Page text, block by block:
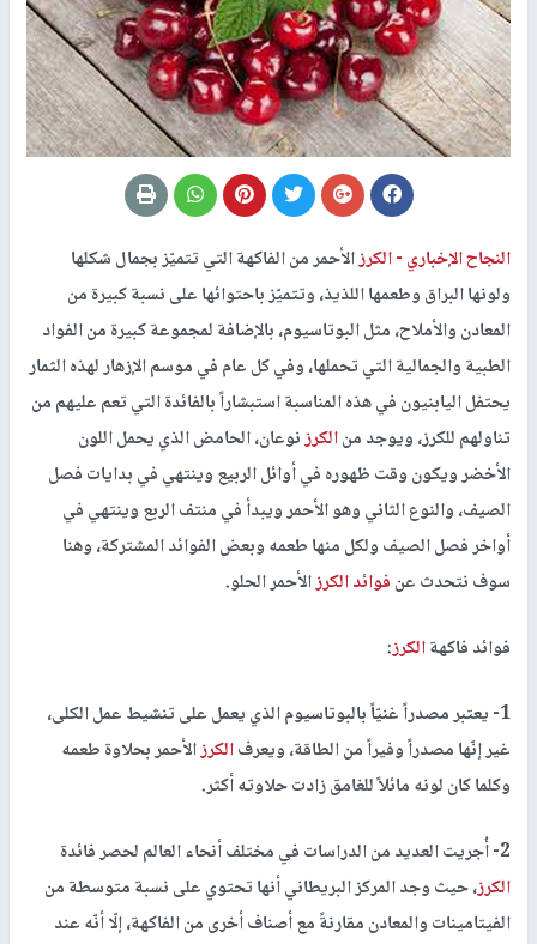
النجاح الإخباري -الكرزالأحمر من الفاكهة التي تتميّز بجمال شكلها
ولونها البراق وطعمها اللذيذ، وتتميّز باحتوائها على نسبة كبيرة من
المعادن والأملاح، مثل البوتاسيوم، بالإضافة لمجموعة كبيرة من الفواد
الطبية والجمالية التي تحملها، وفي كل عام في موسم الإزهار لهذه الثمار
يحتفل اليابنيون في هذه المناسبة استبشاراً بالفائدة التي تعم عليهم من
تناولهم للكرز، ويوجد منالكرزنوعان، الحامض الذي يحمل اللون
الأخضر ويكون وقت ظهوره في أوائل الربيع وينتهي في بدايات فصل
الصيف، والنوع الثاني وهو الأحمر ويبدأ في منتف الربع وينتهي في
أواخر فصل الصيف ولكل منها طعمه وبعض الفوائد المشتركة، وهنا
سوف نتحدث عنفوائد الكرزالأحمر الحلو.
فوائد فاكهةالكرز:
1- يعتبر مصدراً غنيّاً بالبوتاسيوم الذي يعمل على تنشيط عمل الكلى،
غير إنّها مصدراً وفيراً من الطاقة، ويعرفالكرزالأحمر بحلاوة طعمه
وكلما كان لونه مائلاً للغامق زادت حلاوته أكثر.
2- أُجريت العديد من الدراسات في مختلف أنحاء العالم لحصر فائدة
الكرز، حيث وجد المركز البريطاني أنها تحتوي على نسبة متوسطة من
الفيتامينات والمعادن مقارنةً مع أصناف أخرى من الفاكهة، إلّا أنّه عند